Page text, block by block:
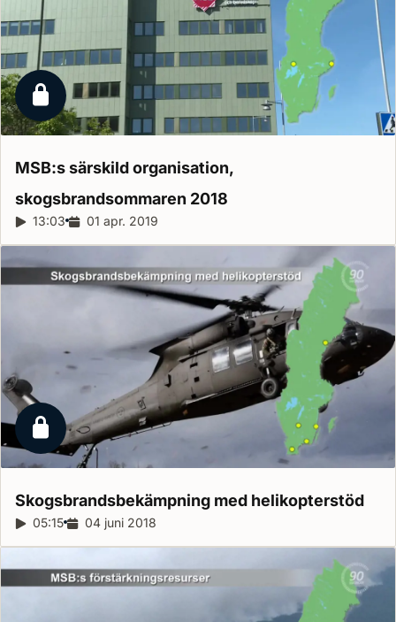
Låst reportage
MSB:s särskild organisation,
skogsbrandsommaren 2018
Reportagelängd:
13:03 Releasedatum:
01 apr. 2019
Låst reportage
Skogsbrandsbekämpning med helikopterstöd
Reportagelängd:
05:15 Releasedatum:
04 juni 2018